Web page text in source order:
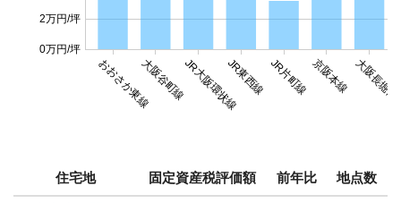
おおさか東線大阪谷町線JR大阪環状線JR東西線JR片町線京阪本線 大阪長
0万円/坪
2万円/坪
住宅地 固定資産税評価額 前年比 地点数